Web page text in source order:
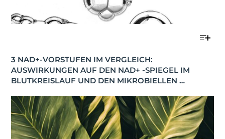
3 NAD+-VORSTUFEN IM VERGLEICH:
AUSWIRKUNGEN AUF DEN NAD+ -SPIEGEL IM
BLUTKREISLAUF UND DEN MIKROBIELLEN